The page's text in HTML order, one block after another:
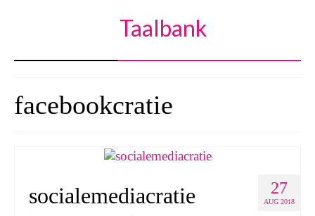
Taalbank
facebookcratie
27
AUG 2018
socialemediacratie